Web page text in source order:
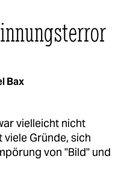
Bax
vielleicht nicht
Gründe, sich
von "Bild" und